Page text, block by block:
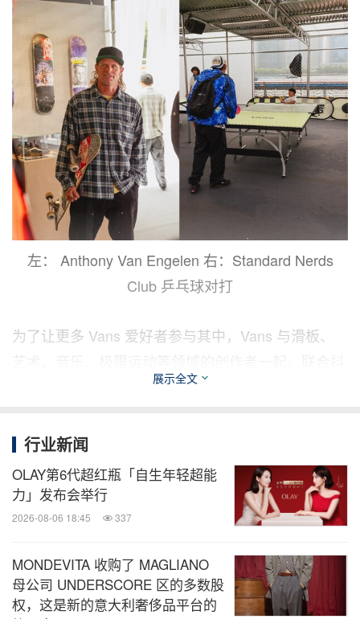
左： Anthony Van Engelen 右：Standard Nerds
Club 乒乓球对打
为了让更多 Vans 爱好者参与其中，Vans 与滑板、
音官方共同推出"今天的快乐是滑板给的"抖音线上会
6 日至 5 月 19 日，无论你身在何处，只需动动手
指，真人出镜拍摄您与滑板相关的快乐时刻，并添加
抖音指定话题： #今天的快乐是滑板给的、#滑就
vans 了、#vans 滑板，成功上传至抖音平台，便有
展示全文
行业新闻
OLAY第6代超红瓶「自生年轻超能
力」发布会举行
2026-08-06 18:45 337
MONDEVITA 收购了 MAGLIANO
母公司 UNDERSCORE 区的多数股
权，这是新的意大利奢侈品平台的